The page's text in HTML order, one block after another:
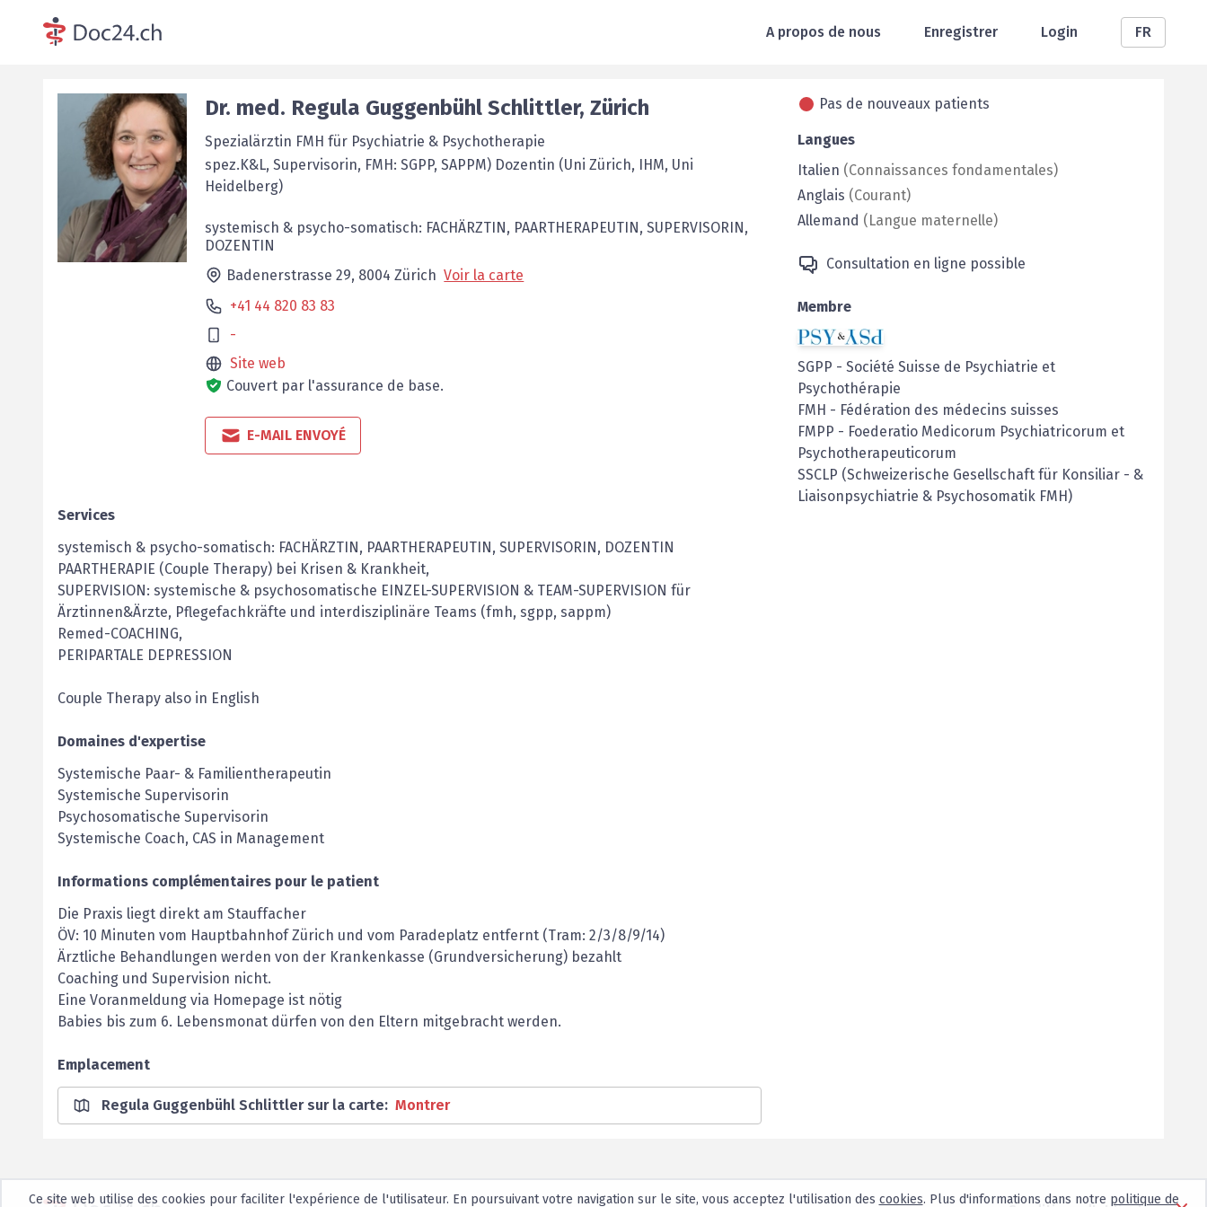
A propos de nous Enregistrer Login FR
Dr. med. Regula Guggenbühl Schlittler,Zürich
Spezialärztin FMH für Psychiatrie & Psychotherapie
spez.K&L, Supervisorin, FMH: SGPP, SAPPM) Dozentin (Uni Zürich, IHM, Uni
Heidelberg)
systemisch & psycho-somatisch: FACHÄRZTIN, PAARTHERAPEUTIN, SUPERVISORIN,
DOZENTIN
Badenerstrasse 29, 8004 Zürich Voir la carte
+41 44 820 83 83
-
Site web
Couvert par l'assurance de base.
E-MAIL ENVOYÉ
Services
systemisch & psycho-somatisch: FACHÄRZTIN, PAARTHERAPEUTIN, SUPERVISORIN, DOZENTIN
PAARTHERAPIE (Couple Therapy) bei Krisen & Krankheit,
SUPERVISION: systemische & psychosomatische EINZEL-SUPERVISION & TEAM-SUPERVISION für
Ärztinnen&Ärzte, Pflegefachkräfte und interdisziplinäre Teams (fmh, sgpp, sappm)
Remed-COACHING,
PERIPARTALE DEPRESSION
Couple Therapy also in English
Domaines d'expertise
Systemische Paar- & Familientherapeutin
Systemische Supervisorin
Psychosomatische Supervisorin
Systemische Coach, CAS in Management
Informations complémentaires pour le patient
Die Praxis liegt direkt am Stauffacher
ÖV: 10 Minuten vom Hauptbahnhof Zürich und vom Paradeplatz entfernt (Tram: 2/3/8/9/14)
Ärztliche Behandlungen werden von der Krankenkasse (Grundversicherung) bezahlt
Coaching und Supervision nicht.
Eine Voranmeldung via Homepage ist nötig
Babies bis zum 6. Lebensmonat dürfen von den Eltern mitgebracht werden.
Emplacement
Regula Guggenbühl Schlittler sur la carte: Montrer
Pas de nouveaux patients
Langues
Italien (Connaissances fondamentales)
Anglais (Courant)
Allemand (Langue maternelle)
Consultation en ligne possible
Membre
SGPP - Société Suisse de Psychiatrie et
Psychothérapie
FMH - Fédération des médecins suisses
FMPP - Foederatio Medicorum Psychiatricorum et
Psychotherapeuticorum
SSCLP (Schweizerische Gesellschaft für Konsiliar - &
Liaisonpsychiatrie & Psychosomatik FMH)
Ce site web utilise des cookies pour faciliter l'expérience de l'utilisateur. En poursuivant votre navigation sur le site, vous acceptez l'utilisation des cookies. Plus d'informations dans notre politique de